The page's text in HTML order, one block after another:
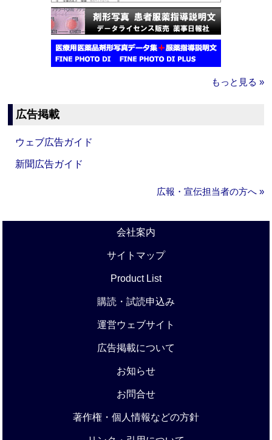
もっと見る »
広告掲載
ウェブ広告ガイド
新聞広告ガイド
広報・宣伝担当者の方へ »
会社案内
サイトマップ
Product List
購読・試読申込み
運営ウェブサイト
広告掲載について
お知らせ
お問合せ
著作権・個人情報などの方針